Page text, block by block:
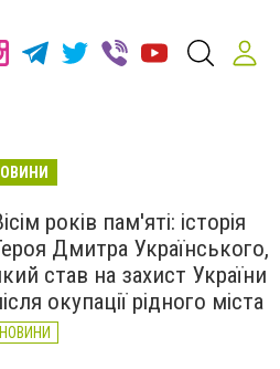
років пам'яті: історія
Дмитра Українського,
став на захист України
окупації рідного міста
НОВИНИ